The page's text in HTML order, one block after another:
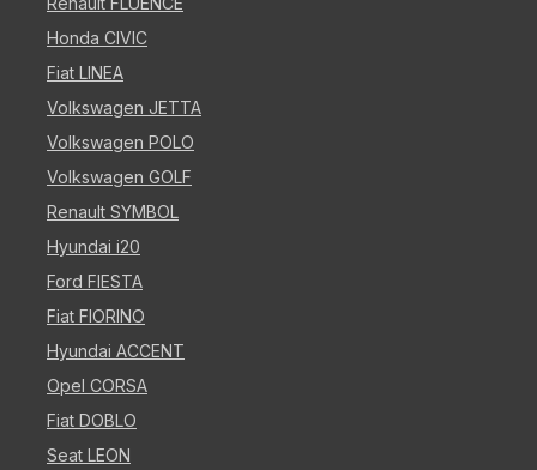
Honda CIVIC
Fiat LINEA
Volkswagen JETTA
Volkswagen POLO
Volkswagen GOLF
Renault SYMBOL
Hyundai i20
Ford FIESTA
Fiat FIORINO
Hyundai ACCENT
Opel CORSA
Fiat DOBLO
Seat LEON